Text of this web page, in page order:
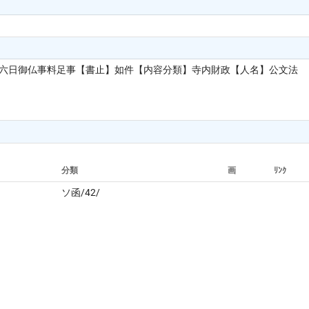
御仏事料足事【書止】如件【内容分類】寺内財政【人名】公文法
分類 画 ﾘﾝｸ
ソ函/42/